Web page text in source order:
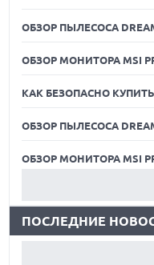
ОБЗОР ПЫЛЕСОСА
ОБЗОР МОНИТОРА MSI
КАК БЕЗОПАСНО
ОБЗОР ПЫЛЕСОСА
ОБЗОР МОНИТОРА MSI
КАК БЕЗОПАСНО
ОБЗОР ПЫЛЕСОСА
ОБЗОР МОНИТОРА MSI
ПОСЛЕДНИЕ
06.08.2026
ТОЛЩИНОЙ 4,7 ММ И 12"
УБОРКИ И ЛИНЕЙКУ